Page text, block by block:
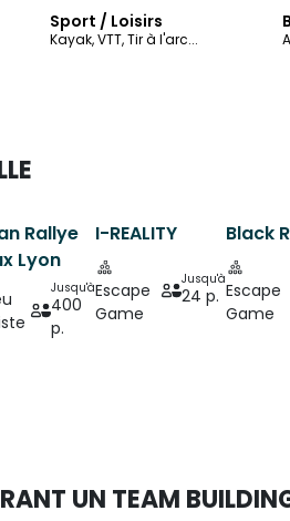
Sport / Loisirs
Kayak, VTT, Tir à l'arc...
Rallye
Lyon
Jusqu'à
400
p.
I-REALITY
Escape
Game
Jusqu'à
24 p.
Black
Escape
Game
UN TEAM